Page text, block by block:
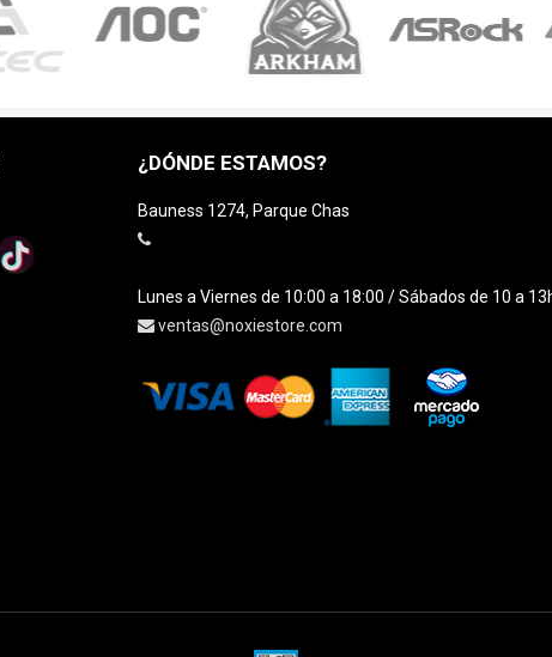
¿DÓNDE ESTAMOS?
Bauness 1274, Parque Chas
Lunes a Viernes de 10:00 a 18:00 / Sábados de 10 a
ventas@noxiestore.com